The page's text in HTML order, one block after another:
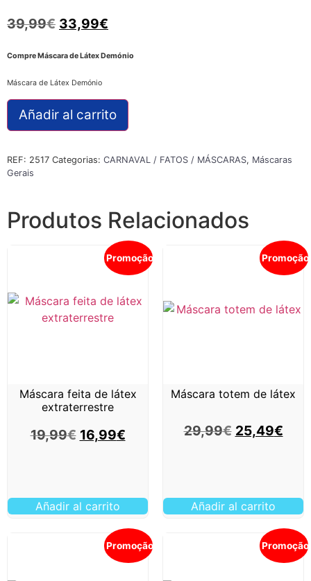
39,99€ 33,99€
Compre Máscara de Látex Demónio
Máscara de Látex Demónio
Añadir al carrito
REF: 2517 Categorias: CARNAVAL / FATOS / MÁSCARAS, Máscaras
Gerais
Produtos Relacionados
Promoção!
Máscara feita de látex
extraterrestre
19,99€ 16,99€
Añadir al carrito
Promoção!
Máscara totem de látex
29,99€ 25,49€
Añadir al carrito
Promoção! Promoção!